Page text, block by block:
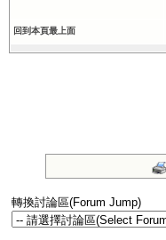
回到本頁最上面
轉換討論區(Forum Jump)